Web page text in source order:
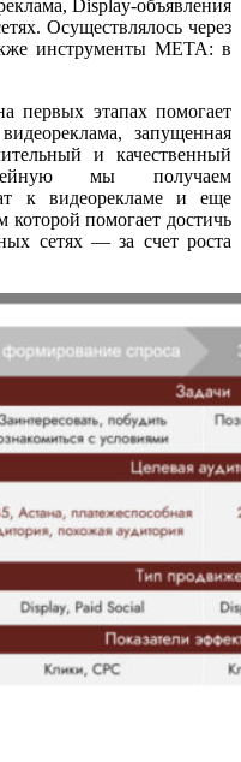
Display-объявления
Осуществлялось через
инструменты META: в
первых этапах помогает
запущенная
и качественный
мы получаем
к видеорекламе и еще
помогает достичь
сетях — за счет роста